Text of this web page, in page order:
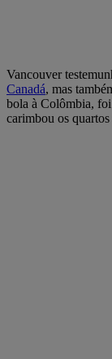
Vancouver
Canadá, mas
bola à Colômbia,
carimbou os